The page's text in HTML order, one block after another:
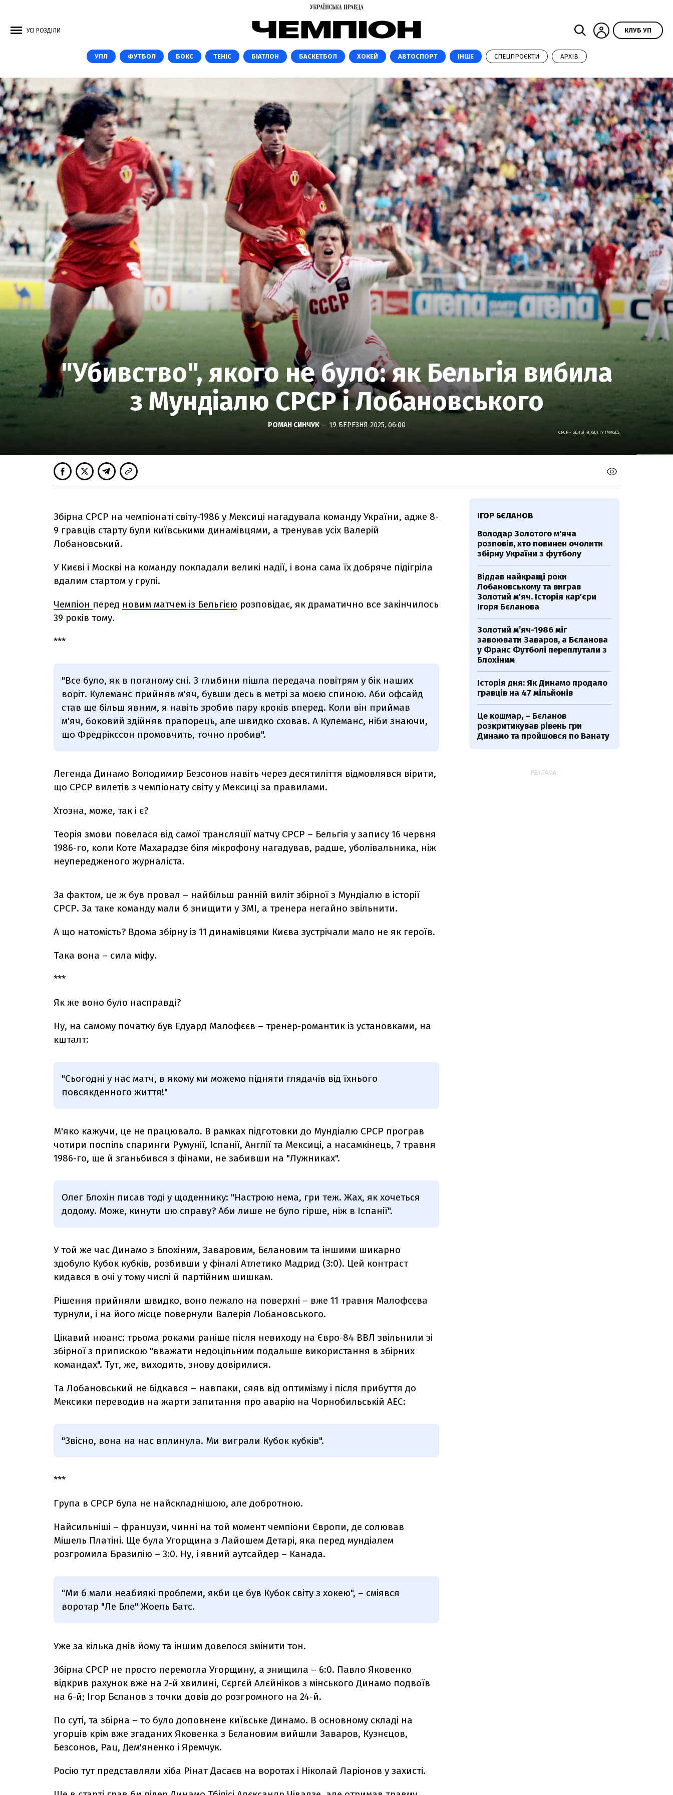
УСІ РОЗДІЛИ КЛУБ УП
УПЛ ФУТБОЛ БОКС ТЕНІС БІАТЛОН БАСКЕТБОЛ ХОКЕЙ АВТОСПОРТ ІНШЕ СПЕЦПРОЄКТИ АРХІВ
"Убивство", якого не було: як Бельгія вибила
з Мундіалю СРСР і Лобановського
РОМАН СИНЧУК — 19 БЕРЕЗНЯ 2025, 06:00
СРСР - БЕЛЬГІЯ, GETTY IMAGES
Збірна СРСР на чемпіонаті світу-1986 у Мексиці нагадувала команду України, адже 8-
9 гравців старту були київськими динамівцями, а тренував усіх Валерій
Лобановський.
У Києві і Москві на команду покладали великі надії, і вона сама їх добряче підігріла
вдалим стартом у групі.
Чемпіон перед новим матчем із Бельгією розповідає, як драматично все закінчилось
39 років тому.
***
"Все було, як в поганому сні. З глибини пішла передача повітрям у бік наших
воріт. Кулеманс прийняв м'яч, бувши десь в метрі за моєю спиною. Аби офсайд
став ще більш явним, я навіть зробив пару кроків вперед. Коли він приймав
м'яч, боковий здійняв прапорець, але швидко сховав. А Кулеманс, ніби знаючи,
що Фредрікссон промовчить, точно пробив".
Легенда Динамо Володимир Безсонов навіть через десятиліття відмовлявся вірити,
що СРСР вилетів з чемпіонату світу у Мексиці за правилами.
Хтозна, може, так і є?
Теорія змови повелася від самої трансляції матчу СРСР – Бельгія у запису 16 червня
1986-го, коли Коте Махарадзе біля мікрофону нагадував, радше, уболівальника, ніж
неупередженого журналіста.
За фактом, це ж був провал – найбільш ранній виліт збірної з Мундіалю в історії
СРСР. За таке команду мали б знищити у ЗМІ, а тренера негайно звільнити.
А що натомість? Вдома збірну із 11 динамівцями Києва зустрічали мало не як героїв.
Така вона – сила міфу.
***
Як же воно було насправді?
Ну, на самому початку був Едуард Малофєєв – тренер-романтик із установками, на
кшталт:
"Сьогодні у нас матч, в якому ми можемо підняти глядачів від їхнього
повсякденного життя!"
М'яко кажучи, це не працювало. В рамках підготовки до Мундіалю СРСР програв
чотири поспіль спаринги Румунії, Іспанії, Англії та Мексиці, а насамкінець, 7 травня
1986-го, ще й зганьбився з фінами, не забивши на "Лужниках".
Олег Блохін писав тоді у щоденнику: "Настрою нема, гри теж. Жах, як хочеться
додому. Може, кинути цю справу? Аби лише не було гірше, ніж в Іспанії".
У той же час Динамо з Блохіним, Заваровим, Бєлановим та іншими шикарно
здобуло Кубок кубків, розбивши у фіналі Атлетико Мадрид (3:0). Цей контраст
кидався в очі у тому числі й партійним шишкам.
Рішення прийняли швидко, воно лежало на поверхні – вже 11 травня Малофєєва
турнули, і на його місце повернули Валерія Лобановського.
Цікавий нюанс: трьома роками раніше після невиходу на Євро-84 ВВЛ звільнили зі
збірної з припискою "вважати недоцільним подальше використання в збірних
командах". Тут, же, виходить, знову довірилися.
Та Лобановський не бідкався – навпаки, сяяв від оптимізму і після прибуття до
Мексики переводив на жарти запитання про аварію на Чорнобильській АЕС:
"Звісно, вона на нас вплинула. Ми виграли Кубок кубків".
***
Група в СРСР була не найскладнішою, але добротною.
Найсильніші – французи, чинні на той момент чемпіони Європи, де солював
Мішель Платіні. Ще була Угорщина з Лайошем Детарі, яка перед мундіалем
розгромила Бразилію – 3:0. Ну, і явний аутсайдер – Канада.
"Ми б мали неабиякі проблеми, якби це був Кубок світу з хокею", – сміявся
воротар "Ле Бле" Жоель Батс.
Уже за кілька днів йому та іншим довелося змінити тон.
Збірна СРСР не просто перемогла Угорщину, а знищила – 6:0. Павло Яковенко
відкрив рахунок вже на 2-й хвилині, Сєргєй Алєйніков з мінського Динамо подвоїв
на 6-й; Ігор Бєланов з точки довів до розгромного на 24-й.
По суті, та збірна – то було доповнене київське Динамо. В основному складі на
угорців крім вже згаданих Яковенка з Бєлановим вийшли Заваров, Кузнєцов,
Безсонов, Рац, Дем'яненко і Яремчук.
Росію тут представляли хіба Рінат Дасаєв на воротах і Ніколай Ларіонов у захисті.
ІГОР БЄЛАНОВ
Володар Золотого м'яча
розповів, хто повинен очолити
збірну України з футболу
Віддав найкращі роки
Лобановському та виграв
Золотий м'яч. Історія кар'єри
Ігоря Бєланова
Золотий м’яч-1986 міг
завоювати Заваров, а Бєланова
у Франс Футболі переплутали з
Блохіним
Історія дня: Як Динамо продало
гравців на 47 мільйонів
Це кошмар, – Бєланов
розкритикував рівень гри
Динамо та пройшовся по Ванату
РЕКЛАМА: